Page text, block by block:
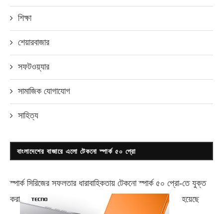
শিক্ষা
শেয়ারবাজার
সফটওয়্যার
সামাজিক যোগাযোগ
সাহিত্য
বাংলাদেশের বাজারে এলো টেকনো স্পার্ক ৫০ প্রো
স্পার্ক সিরিজের সফলতার ধারাবাহিকতায় টেকনোস্পার্ক ৫০ প্রো-তে যুক্ত
করা
হয়েছে